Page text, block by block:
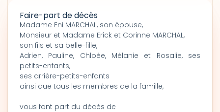
Faire-part de décès
Madame Eni MARCHAL, son épouse,
Monsieur et Madame Erick et Corinne MARCHAL,
son fils et sa belle-fille,
Adrien, Pauline, Chloée, Mélanie et Rosalie, ses
petits-enfants,
ses arrière-petits-enfants
ainsi que tous les membres de la famille,
vous font part du décès de